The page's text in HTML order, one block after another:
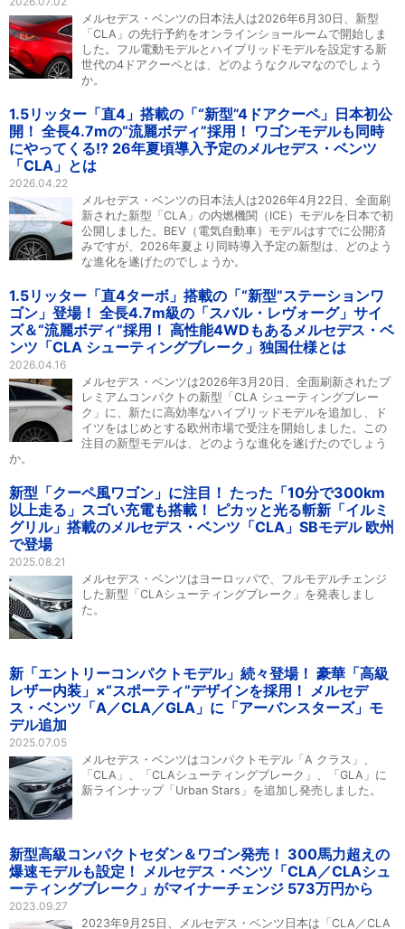
メルセデス・ベンツの日本法人は2026年6月30日、新型
「CLA」の先行予約をオンラインショールームで開始しま
した。フル電動モデルとハイブリッドモデルを設定する新
世代の4ドアクーペとは、どのようなクルマなのでしょう
か。
1.5リッター「直4」搭載の「“新型”4ドアクーペ」日本初公
開！ 全長4.7mの“流麗ボディ”採用！ ワゴンモデルも同時
にやってくる!? 26年夏頃導入予定のメルセデス・ベンツ
「CLA」とは
2026.04.22
メルセデス・ベンツの日本法人は2026年4月22日、全面刷
新された新型「CLA」の内燃機関（ICE）モデルを日本で初
公開しました。BEV（電気自動車）モデルはすでに公開済
みですが、2026年夏より同時導入予定の新型は、どのよう
な進化を遂げたのでしょうか。
1.5リッター「直4ターボ」搭載の「“新型”ステーションワ
ゴン」登場！ 全長4.7m級の「スバル・レヴォーグ」サイ
ズ＆“流麗ボディ”採用！ 高性能4WDもあるメルセデス・ベ
ンツ「CLA シューティングブレーク」独国仕様とは
2026.04.16
メルセデス・ベンツは2026年3月20日、全面刷新されたプ
レミアムコンパクトの新型「CLA シューティングブレー
ク」に、新たに高効率なハイブリッドモデルを追加し、ド
イツをはじめとする欧州市場で受注を開始しました。この
注目の新型モデルは、どのような進化を遂げたのでしょう
か。
新型「クーペ風ワゴン」に注目！ たった「10分で300km
以上走る」スゴい充電も搭載！ ピカッと光る斬新「イルミ
グリル」搭載のメルセデス・ベンツ「CLA」SBモデル 欧州
で登場
2025.08.21
メルセデス・ベンツはヨーロッパで、フルモデルチェンジ
した新型「CLAシューティングブレーク」を発表しまし
た。
新「エントリーコンパクトモデル」続々登場！ 豪華「高級
レザー内装」×“スポーティ”デザインを採用！ メルセデ
ス・ベンツ「A／CLA／GLA」に「アーバンスターズ」モ
デル追加
2025.07.05
メルセデス・ベンツはコンパクトモデル「A クラス」、
「CLA」、「CLAシューティングブレーク」、「GLA」に
新ラインナップ「Urban Stars」を追加し発売しました。
新型高級コンパクトセダン＆ワゴン発売！ 300馬力超えの
爆速モデルも設定！ メルセデス・ベンツ「CLA／CLAシュ
ーティングブレーク」がマイナーチェンジ 573万円から
2023.09.27
2023年9月25日、メルセデス・ベンツ日本は「CLA／CLA